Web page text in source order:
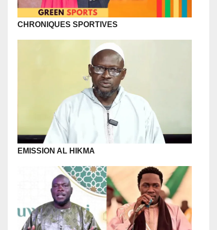
CHRONIQUES SPORTIVES
EMISSION AL HIKMA